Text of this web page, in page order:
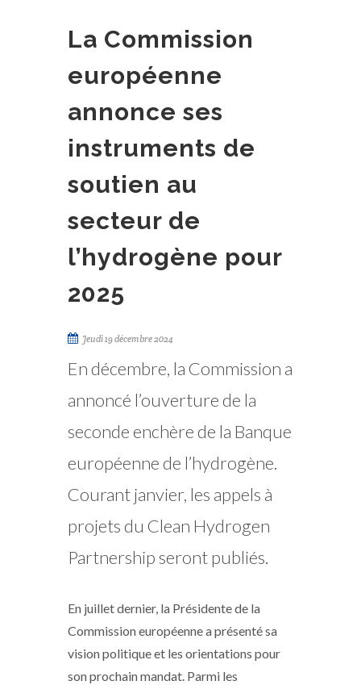
La Commission
européenne
annonce ses
instruments de
soutien au
secteur de
l’hydrogène pour
2025
Jeudi 19 décembre 2024
En décembre, la Commission a
annoncé l’ouverture de la
seconde enchère de la Banque
européenne de l’hydrogène.
Courant janvier, les appels à
projets du Clean Hydrogen
Partnership seront publiés.
En juillet dernier, la Présidente de la
Commission européenne a présenté sa
vision politique et les orientations pour
son prochain mandat. Parmi les